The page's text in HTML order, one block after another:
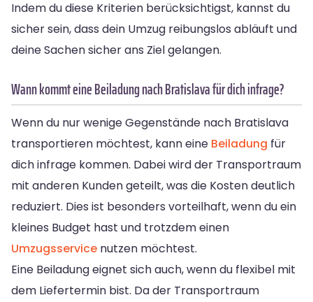
Indem du diese Kriterien berücksichtigst, kannst du
sicher sein, dass dein Umzug reibungslos abläuft und
deine Sachen sicher ans Ziel gelangen.
Wann kommt eine Beiladung nach Bratislava für dich infrage?
Wenn du nur wenige Gegenstände nach Bratislava
transportieren möchtest, kann eine Beiladung für
dich infrage kommen. Dabei wird der Transportraum
mit anderen Kunden geteilt, was die Kosten deutlich
reduziert. Dies ist besonders vorteilhaft, wenn du ein
kleines Budget hast und trotzdem einen
Umzugsservice nutzen möchtest.
Eine Beiladung eignet sich auch, wenn du flexibel mit
dem Liefertermin bist. Da der Transportraum